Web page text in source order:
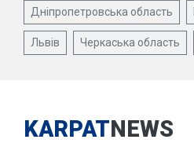
Дніпропетровська область
Львів Черкаська область
KARPATNEWS